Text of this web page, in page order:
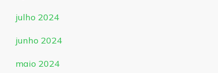
julho 2024
junho 2024
maio 2024